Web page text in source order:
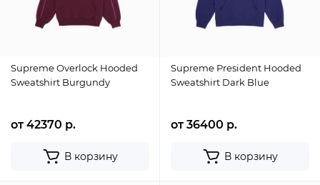
Supreme Overlock Hooded
Sweatshirt Burgundy
от 42370 р.
В корзину
Supreme President Hooded
Sweatshirt Dark Blue
от 36400 р.
В корзину